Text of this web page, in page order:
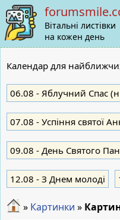
Вітальні листівки
на кожен день
Календар для
06.08 - Яблучний Cпас
07.08 - Успіння святої
09.08 - День Святого
12.08 - З Днем молоді
» Картинки »